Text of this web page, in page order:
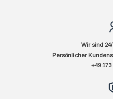
Wir sind
Persönlicher
+49 173